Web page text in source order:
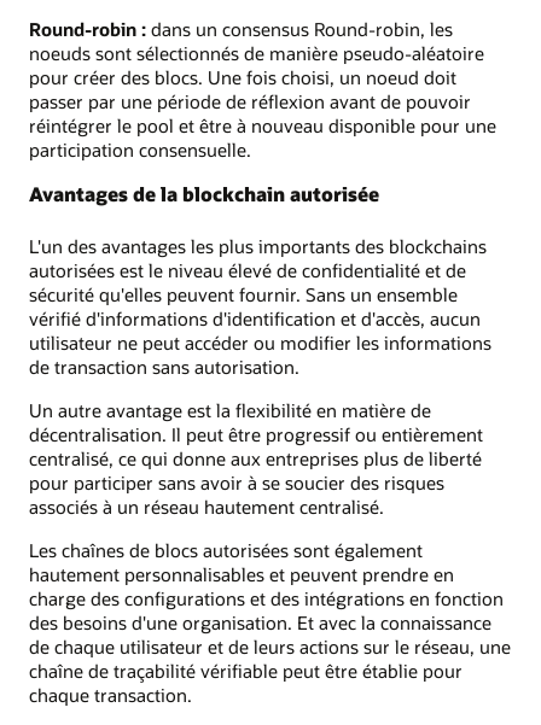
Round-robin : dans un consensus Round-robin, les
noeuds sont sélectionnés de manière pseudo-aléatoire
pour créer des blocs. Une fois choisi, un noeud doit
passer par une période de réflexion avant de pouvoir
réintégrer le pool et être à nouveau disponible pour une
participation consensuelle.
Avantages de la blockchain autorisée
L'un des avantages les plus importants des blockchains
autorisées est le niveau élevé de confidentialité et de
sécurité qu'elles peuvent fournir. Sans un ensemble
vérifié d'informations d'identification et d'accès, aucun
utilisateur ne peut accéder ou modifier les informations
de transaction sans autorisation.
Un autre avantage est la flexibilité en matière de
décentralisation. Il peut être progressif ou entièrement
centralisé, ce qui donne aux entreprises plus de liberté
pour participer sans avoir à se soucier des risques
associés à un réseau hautement centralisé.
Les chaînes de blocs autorisées sont également
hautement personnalisables et peuvent prendre en
charge des configurations et des intégrations en fonction
des besoins d'une organisation. Et avec la connaissance
de chaque utilisateur et de leurs actions sur le réseau, une
chaîne de traçabilité vérifiable peut être établie pour
chaque transaction.